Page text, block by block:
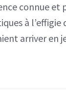
connue et
à
arriver en